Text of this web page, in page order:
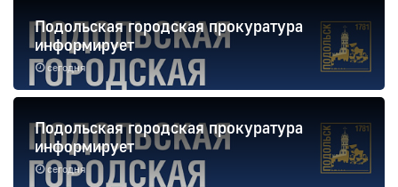
сегодня
Подольская городская прокуратура
информирует
сегодня
Подольская городская прокуратура
информирует